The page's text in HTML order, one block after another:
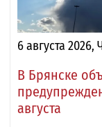
6 августа 2026,
В Брянске
августа